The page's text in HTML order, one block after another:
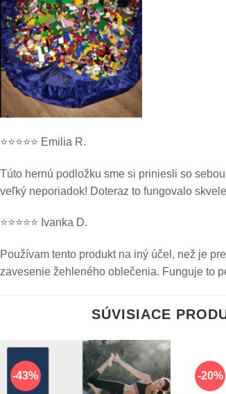
⭐⭐⭐⭐⭐ Emilia R.
Túto hernú podložku sme si priniesli so
veľký neporiadok! Doteraz to fungovalo
⭐⭐⭐⭐⭐ Ivanka D.
Používam tento produkt na iný účel, než je
zavesenie žehleného oblečenia. Funguje to
SÚVISIACE
-43% -20%